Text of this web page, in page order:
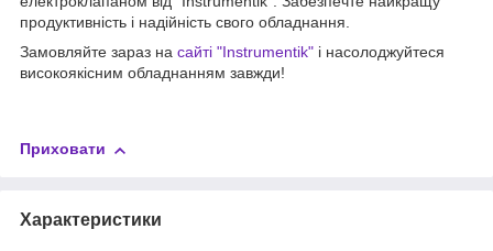
продуктивність і надійність свого обладнання.
Замовляйте зараз на сайті "Instrumentik" і насолоджуйтеся
високоякісним обладнанням завжди!
Приховати
Характеристики